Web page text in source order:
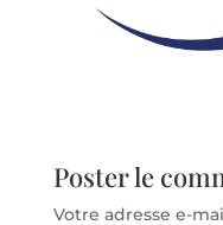
Poster le
Votre adresse e-